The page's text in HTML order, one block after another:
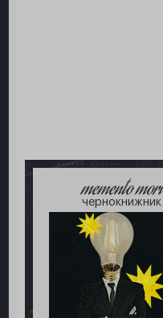
memento mori
чернокнижник